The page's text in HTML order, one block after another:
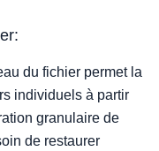
du fichier permet la
individuels à partir
granulaire de
de restaurer